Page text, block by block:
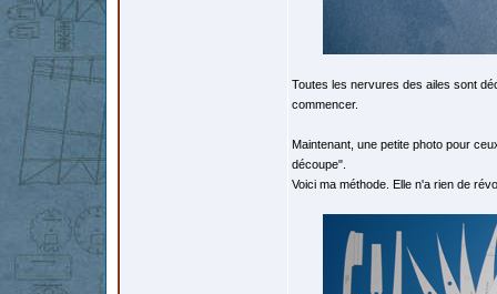
Toutes les nervures des ailes sont
commencer.
Maintenant, une petite photo pour
découpe".
Voici ma méthode. Elle n'a rien de